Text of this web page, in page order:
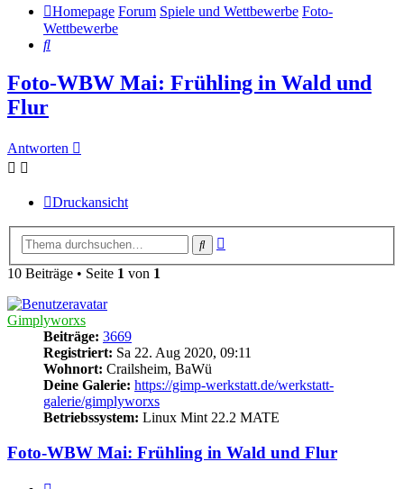
Homepage Forum Spiele und Wettbewerbe Foto-
Wettbewerbe
Suche
Foto-WBW Mai: Frühling in Wald und
Flur
Antworten
Druckansicht
Suche
10 Beiträge • Seite 1 von 1
Gimplyworxs
Beiträge: 3669
Registriert: Sa 22. Aug 2020, 09:11
Wohnort: Crailsheim, BaWü
Deine Galerie: https://gimp-werkstatt.de/werkstatt-
galerie/gimplyworxs
Betriebssystem: Linux Mint 22.2 MATE
Foto-WBW Mai: Frühling in Wald und Flur